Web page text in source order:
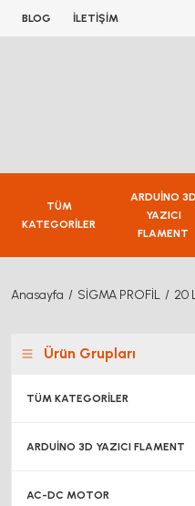
BLOG İLETİŞİM
TÜM
KATEGORİLER
ARDUİNO 3D
YAZICI
FLAMENT
Anasayfa SİGMA PROFİL 20
Ürün Grupları
TÜM KATEGORİLER
ARDUİNO 3D YAZICI FLAMENT
AC-DC MOTOR